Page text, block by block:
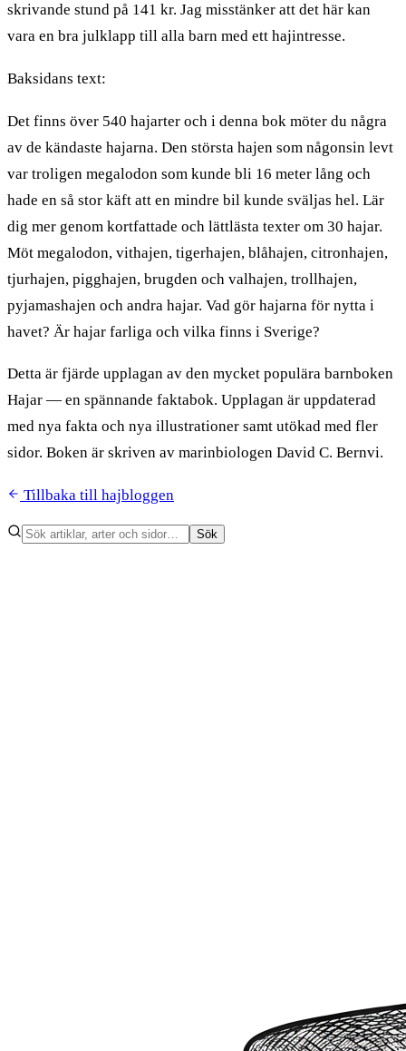
skrivande stund på 141 kr. Jag misstänker att det här kan
vara en bra julklapp till alla barn med ett hajintresse.
Baksidans text:
Det finns över 540 hajarter och i denna bok möter du några
av de kändaste hajarna. Den största hajen som någonsin levt
var troligen megalodon som kunde bli 16 meter lång och
hade en så stor käft att en mindre bil kunde sväljas hel. Lär
dig mer genom kortfattade och lättlästa texter om 30 hajar.
Möt megalodon, vithajen, tigerhajen, blåhajen, citronhajen,
tjurhajen, pigghajen, brugden och valhajen, trollhajen,
pyjamashajen och andra hajar. Vad gör hajarna för nytta i
havet? Är hajar farliga och vilka finns i Sverige?
Detta är fjärde upplagan av den mycket populära barnboken
Hajar — en spännande faktabok. Upplagan är uppdaterad
med nya fakta och nya illustrationer samt utökad med fler
sidor. Boken är skriven av marinbiologen David C. Bernvi.
Tillbaka till hajbloggen
Sök